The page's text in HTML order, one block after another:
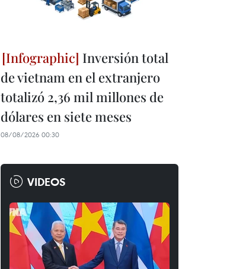
Inversión total
de vietnam en el extranjero
totalizó 2,36 mil millones de
dólares en siete meses
08/08/2026 00:30
VIDEOS